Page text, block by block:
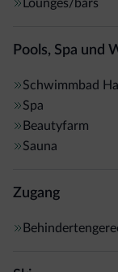
Lounges/bars
Pools, Spa und
Schwimmbad
Spa
Beautyfarm
Sauna
Zugang